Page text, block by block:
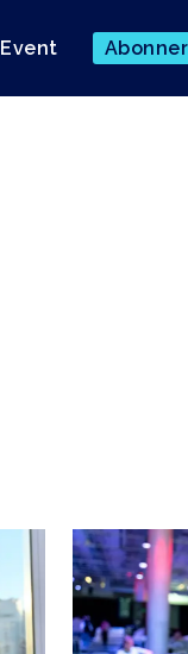
Event Abonner